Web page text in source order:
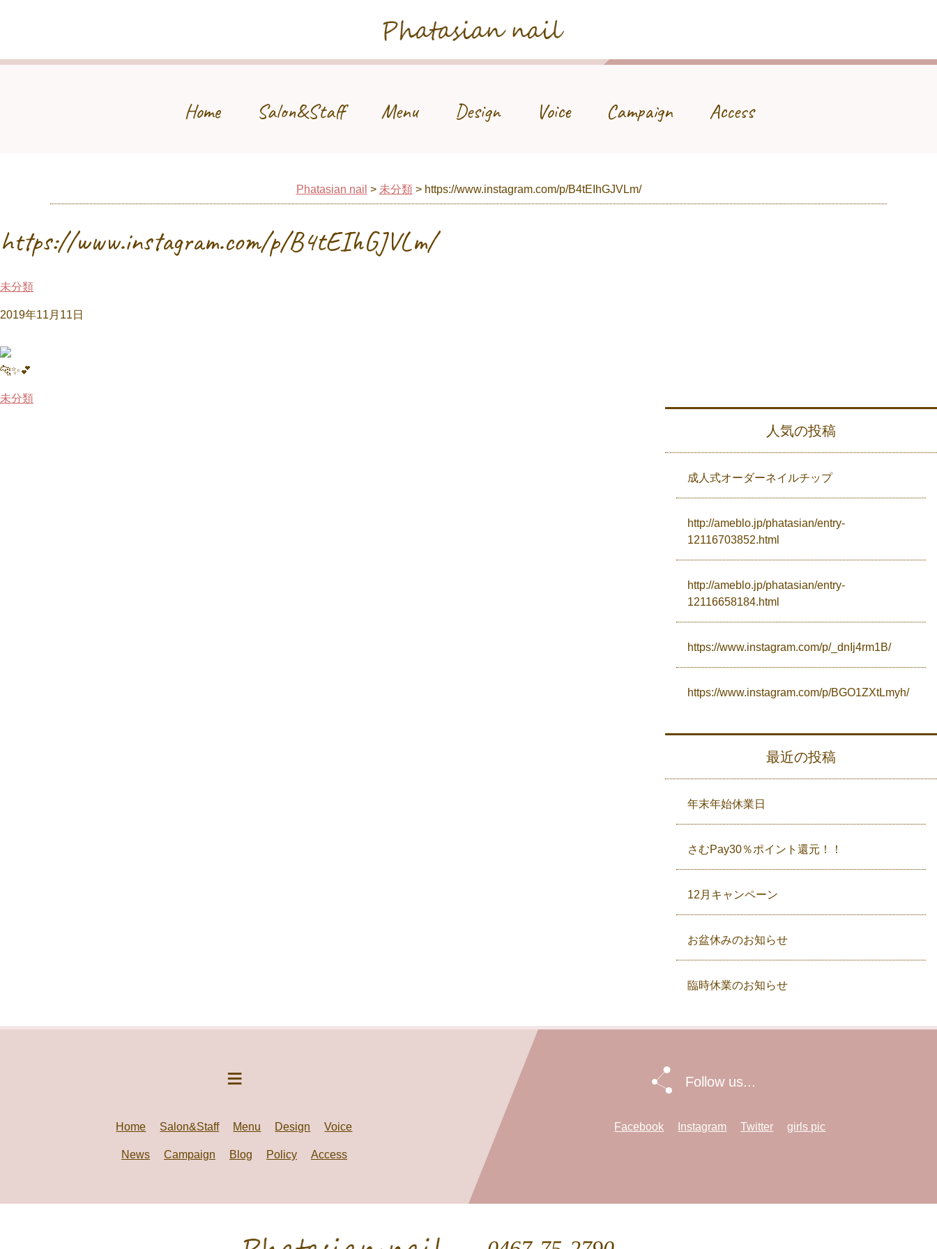
Phatasian nail
Home Salon&Staff Menu Design Voice Campaign Access
Phatasian nail > 未分類> https://www.instagram.com/p/B4tEIhGJVLm/
https://www.instagram.com/p/B4tEIhGJVLm/
未分類
2019年11月11日
🐆✨💕
未分類
人気の投稿
成人式オーダーネイルチップ
http://ameblo.jp/phatasian/entry-
12116703852.html
http://ameblo.jp/phatasian/entry-
12116658184.html
https://www.instagram.com/p/_dnIj4rm1B/
https://www.instagram.com/p/BGO1ZXtLmyh/
最近の投稿
年末年始休業日
さむPay30％ポイント還元！！
12月キャンペーン
お盆休みのお知らせ
臨時休業のお知らせ
Home Salon&Staff Menu Design Voice
News Campaign Blog Policy Access
Follow us...
Facebook Instagram Twitter girls pic